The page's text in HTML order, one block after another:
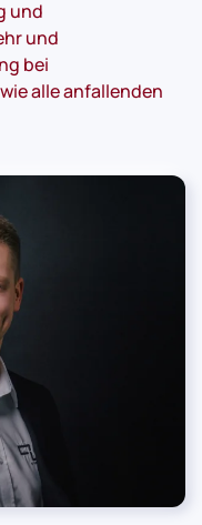
und
und
bei
alle anfallenden